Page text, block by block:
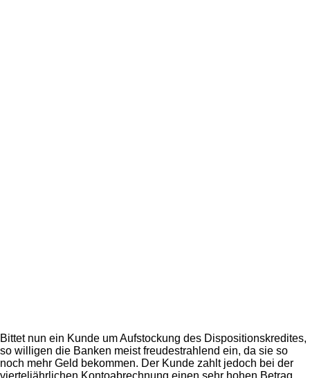
Bittet nun ein Kunde um Aufstockung des Dispositionskredites,
so willigen die Banken meist freudestrahlend ein, da sie so
noch mehr Geld bekommen. Der Kunde zahlt jedoch bei der
vierteljährlichen Kontoabrechnung einen sehr hohen Betrag